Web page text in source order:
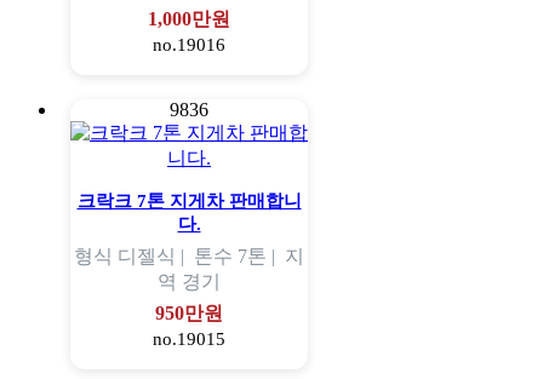
1,000만원
no.19016
9836
크락크 7톤 지게차 판매합니
다.
형식 디젤식 | 톤수 7톤 | 지
역 경기
950만원
no.19015